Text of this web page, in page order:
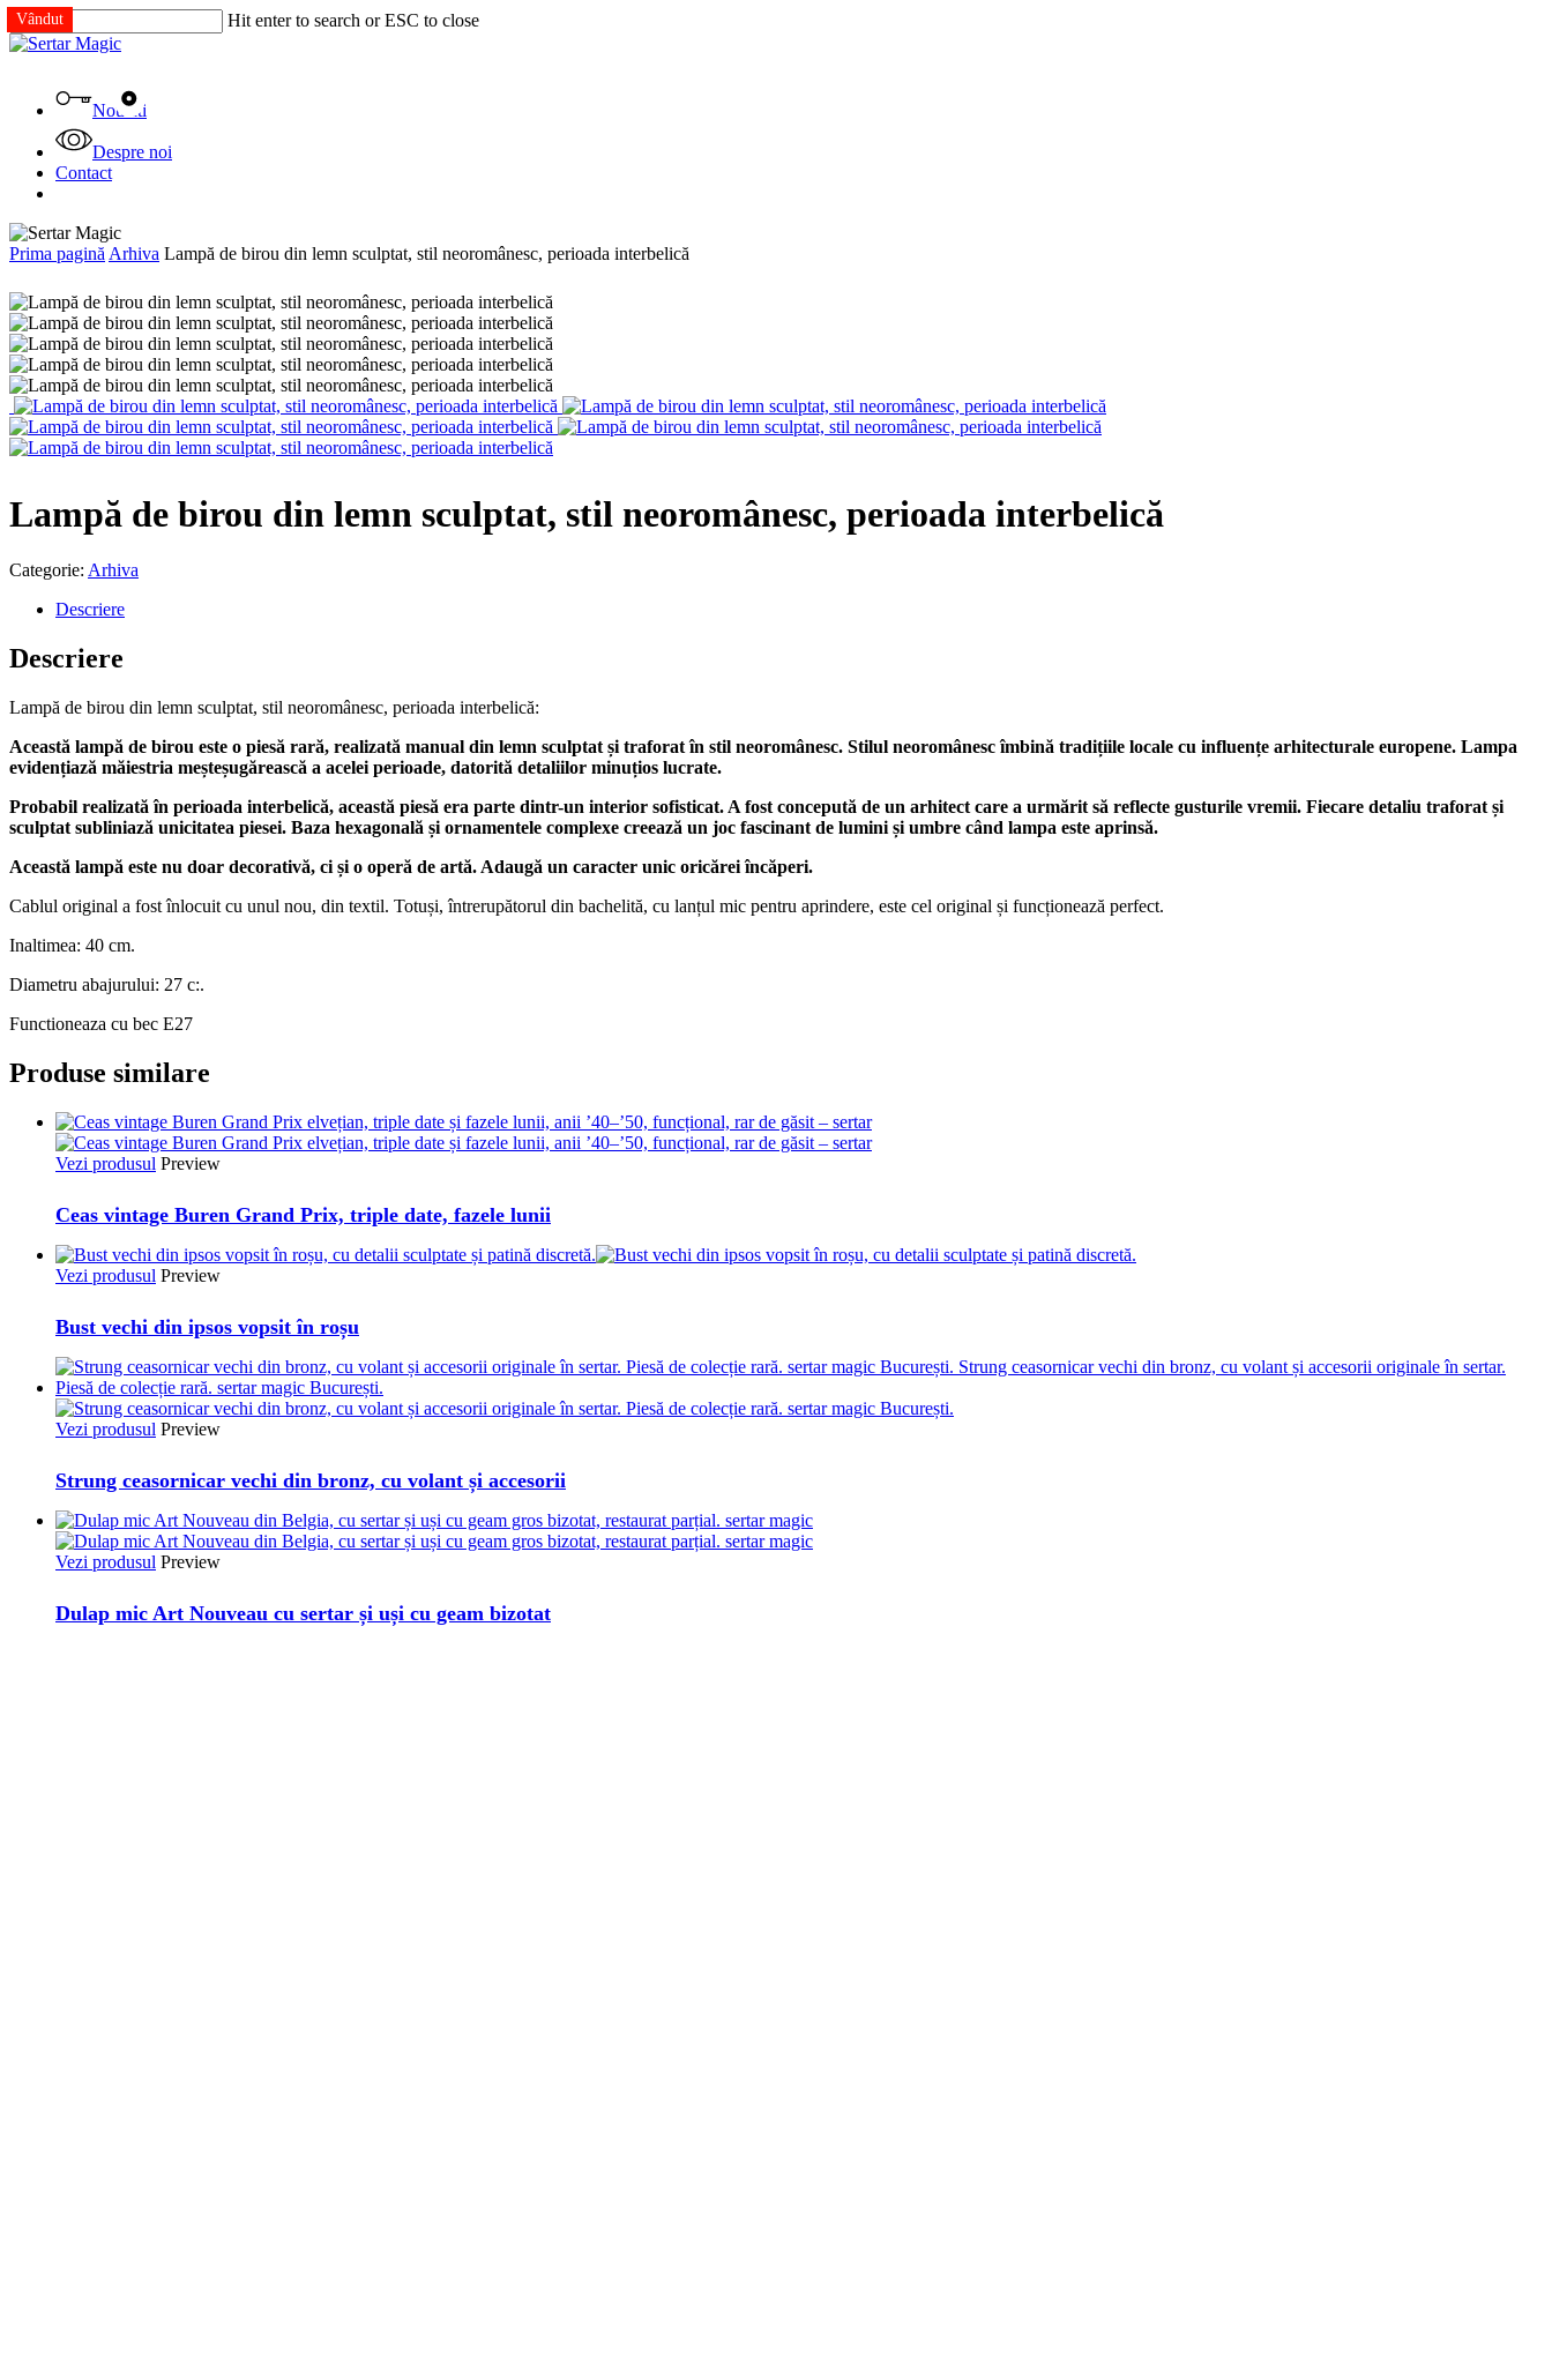
Skip
to
Hit enter to search or ESC to close
Close
Noutati
Despre noi
Contact
Prima pagină Arhiva Lampă de birou din lemn sculptat, stil neoromânesc, perioada interbelică
Vândut
Lampă de birou din lemn sculptat, stil neoromânesc, perioada interbelică
Categorie: Arhiva
Descriere
Descriere
Lampă de birou din lemn sculptat, stil neoromânesc, perioada interbelică:
Această lampă de birou este o piesă rară, realizată manual din lemn sculptat și traforat în stil neoromânesc. Stilul neoromânesc îmbină tradițiile locale cu influențe arhitecturale europene. Lampa
evidențiază măiestria meșteșugărească a acelei perioade, datorită detaliilor minuțios lucrate.
Probabil realizată în perioada interbelică, această piesă era parte dintr-un interior sofisticat. A fost concepută de un arhitect care a urmărit să reflecte gusturile vremii. Fiecare detaliu traforat și
sculptat subliniază unicitatea piesei. Baza hexagonală și ornamentele complexe creează un joc fascinant de lumini și umbre când lampa este aprinsă.
Această lampă este nu doar decorativă, ci și o operă de artă. Adaugă un caracter unic oricărei încăperi.
Cablul original a fost înlocuit cu unul nou, din textil. Totuși, întrerupătorul din bachelită, cu lanțul mic pentru aprindere, este cel original și funcționează perfect.
Inaltimea: 40 cm.
Diametru abajurului: 27 c:.
Functioneaza cu bec E27
Produse similare
Vândut
Vezi produsul Preview
Ceas vintage Buren Grand Prix, triple date, fazele lunii
Vândut
Vezi produsul Preview
Bust vechi din ipsos vopsit în roșu
Vândut
Vezi produsul Preview
Strung ceasornicar vechi din bronz, cu volant și accesorii
Vândut
Vezi produsul Preview
Dulap mic Art Nouveau cu sertar și uși cu geam bizotat